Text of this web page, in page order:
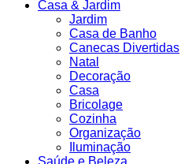
Casa & Jardim
Jardim
Casa de Banho
Canecas Divertidas
Natal
Decoração
Casa
Bricolage
Cozinha
Organização
Iluminação
Saúde e Beleza